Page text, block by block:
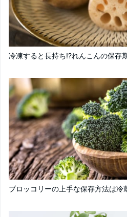
冷凍すると長持ち!?れんこんの保存
ブロッコリーの上手な保存方法は冷